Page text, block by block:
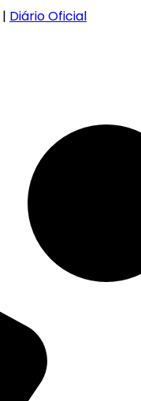
| Diário Oficial